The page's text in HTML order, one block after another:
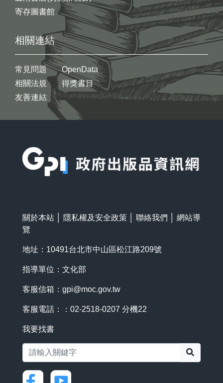
寄存圖書館
相關連結
常見問題
相關法規
友善連結
OpenData
得獎書目
關於本站 隱私權及安全政策 聯絡我們
網站導
覽
地址：10491台北市中山區松江路209號
指導單位：文化部
客服信箱： gpi@moc.gov.tw
客服電話：：02-2518-0207 分機22
我要找書